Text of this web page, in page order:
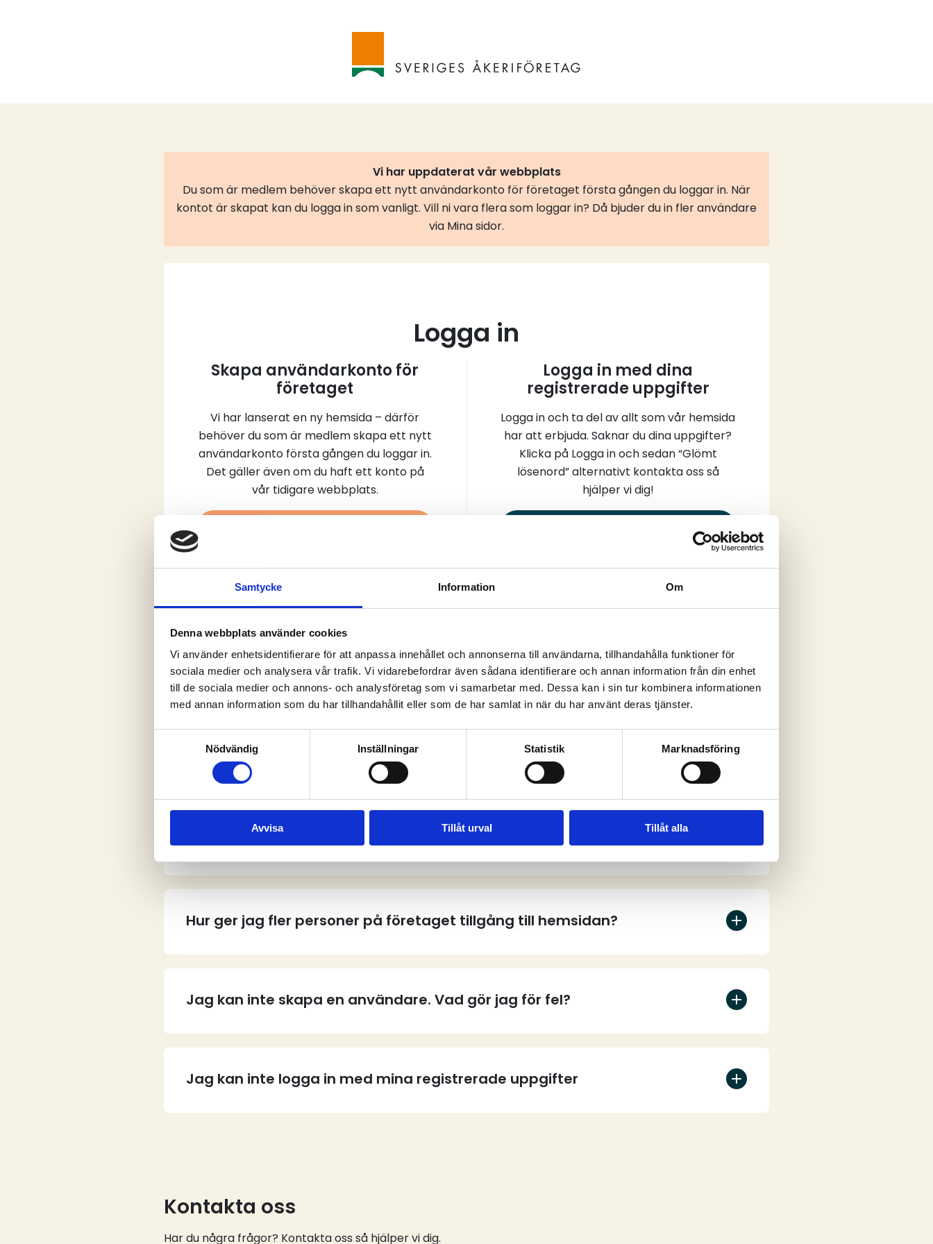
Samtycke Information Om
Denna webbplats använder cookies
Vi använder enhetsidentifierare för att anpassa innehållet och annonserna till användarna, tillhandahålla funktioner för
sociala medier och analysera vår trafik. Vi vidarebefordrar även sådana identifierare och annan information från din enhet
till de sociala medier och annons- och analysföretag som vi samarbetar med. Dessa kan i sin tur kombinera informationen
med annan information som du har tillhandahållit eller som de har samlat in när du har använt deras tjänster.
Nödvändig
Inställningar Statistik Marknadsföring
Avvisa Tillåt urval Tillåt alla
Vi har uppdaterat vår webbplats
Du som är medlem behöver skapa ett nytt användarkonto för företaget första gången du loggar in. När
kontot är skapat kan du logga in som vanligt. Vill ni vara flera som loggar in? Då bjuder du in fler användare
via Mina sidor.
Logga in
Skapa användarkonto för
företaget
Vi har lanserat en ny hemsida – därför
behöver du som är medlem skapa ett nytt
användarkonto första gången du loggar in.
Det gäller även om du haft ett konto på
vår tidigare webbplats.
Logga in med dina
registrerade uppgifter
Logga in och ta del av allt som vår hemsida
har att erbjuda. Saknar du dina uppgifter?
Klicka på Logga in och sedan “Glömt
lösenord” alternativt kontakta oss så
hjälper vi dig!
Vanliga frågor och svar
Vem kan skapa ett användarkonto på hemsidan?
Hur skapar jag ett användarkonto?
Hur ger jag fler personer på företaget tillgång till hemsidan?
Jag kan inte skapa en användare. Vad gör jag för fel?
Jag kan inte logga in med mina registrerade uppgifter
Kontakta oss
Har du några frågor? Kontakta oss så hjälper vi dig.